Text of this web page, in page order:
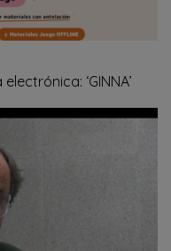
‘GINNA’